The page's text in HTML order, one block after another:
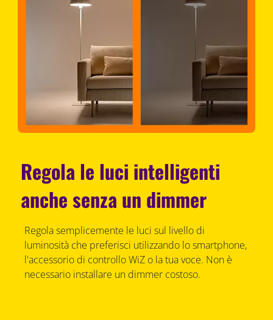
Regola le luci intelligenti
anche senza un dimmer
Regola semplicemente le luci sul livello di
luminosità che preferisci utilizzando lo smartphone,
l'accessorio di controllo WiZ o la tua voce. Non è
necessario installare un dimmer costoso.